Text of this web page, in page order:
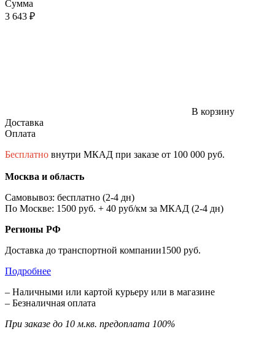
Сумма
3 643 ₽
В корзину
Доставка
Оплата
Бесплатно внутри МКАД при заказе от 100 000 руб.
Москва и область
Самовывоз: бесплатно (2-4 дн)
По Москве: 1500 руб. + 40 руб/км за МКАД (2-4 дн)
Регионы РФ
Доставка до транспортной компании1500 руб.
Подробнее
– Наличными или картой курьеру или в магазине
– Безналичная оплата
При заказе до 10 м.кв. предоплата 100%